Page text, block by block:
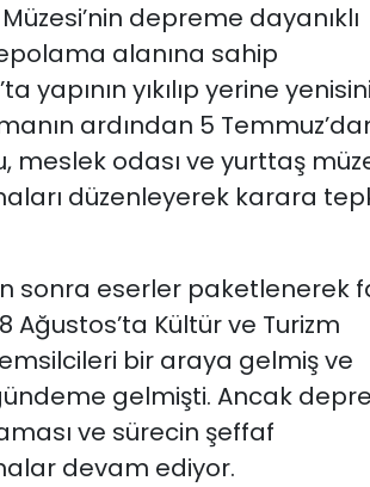
depreme dayanıklı
alanına sahip
yapının yıkılıp yerine
ardından 5
meslek odası ve yurttaş
düzenleyerek karara
sonra eserler paketlenerek
Kültür ve Turizm
bir araya gelmiş ve
gelmişti. Ancak
ve sürecin şeffaf
devam ediyor.